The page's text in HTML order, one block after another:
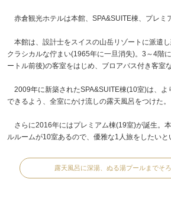
赤倉観光ホテルは本館、SPA&SUITE棟、プレミ
本館は、設計士をスイスの山岳リゾートに派遣し
クラシカルな佇まい(1965年に一旦消失)。3～4階
ートル前後)の客室をはじめ、ブロアバス付き客室
2009年に新築されたSPA&SUITE棟(10室)は、よ
できるよう、全室にかけ流しの露天風呂をつけた。
さらに2016年にはプレミアム棟(19室)が誕生。
ルルームが10室あるので、優雅な1人旅をしたいと
露天風呂に深湯、ぬる湯プールまでそ